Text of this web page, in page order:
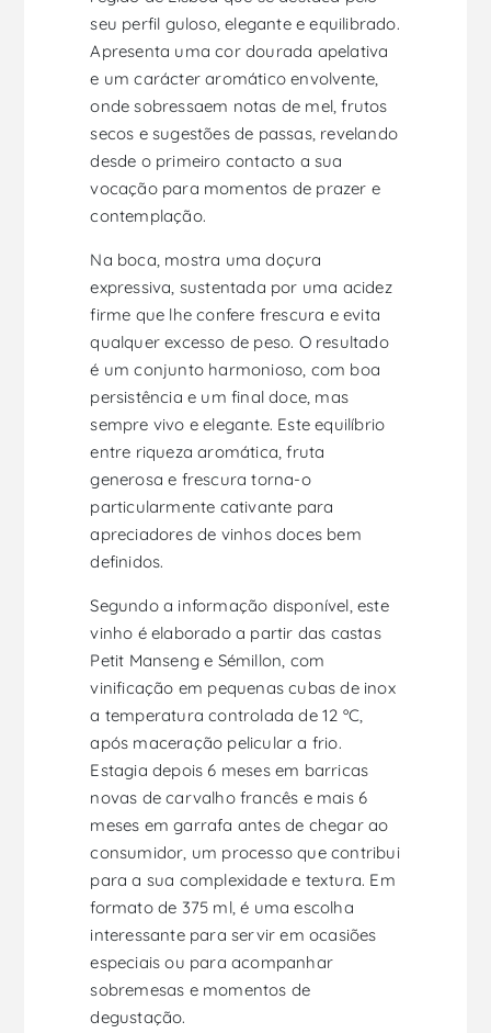
seu perfil guloso, elegante e equilibrado.
Apresenta uma cor dourada apelativa
e um carácter aromático envolvente,
onde sobressaem notas de mel, frutos
secos e sugestões de passas, revelando
desde o primeiro contacto a sua
vocação para momentos de prazer e
contemplação.
Na boca, mostra uma doçura
expressiva, sustentada por uma acidez
firme que lhe confere frescura e evita
qualquer excesso de peso. O resultado
é um conjunto harmonioso, com boa
persistência e um final doce, mas
sempre vivo e elegante. Este equilíbrio
entre riqueza aromática, fruta
generosa e frescura torna-o
particularmente cativante para
apreciadores de vinhos doces bem
definidos.
Segundo a informação disponível, este
vinho é elaborado a partir das castas
Petit Manseng e Sémillon, com
vinificação em pequenas cubas de inox
a temperatura controlada de 12 ºC,
após maceração pelicular a frio.
Estagia depois 6 meses em barricas
novas de carvalho francês e mais 6
meses em garrafa antes de chegar ao
consumidor, um processo que contribui
para a sua complexidade e textura. Em
formato de 375 ml, é uma escolha
interessante para servir em ocasiões
especiais ou para acompanhar
sobremesas e momentos de
degustação.